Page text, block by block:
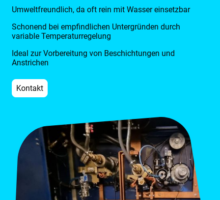
Umweltfreundlich, da oft rein mit Wasser einsetzbar
Schonend bei empfindlichen Untergründen durch
variable Temperaturregelung
Ideal zur Vorbereitung von Beschichtungen und
Anstrichen
Kontakt